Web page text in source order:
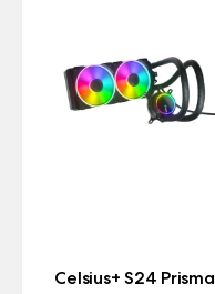
Celsius+ S24 Prisma